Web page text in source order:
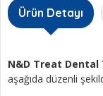
Ürün Detayı
N&D Treat Dental
aşağıda düzenli